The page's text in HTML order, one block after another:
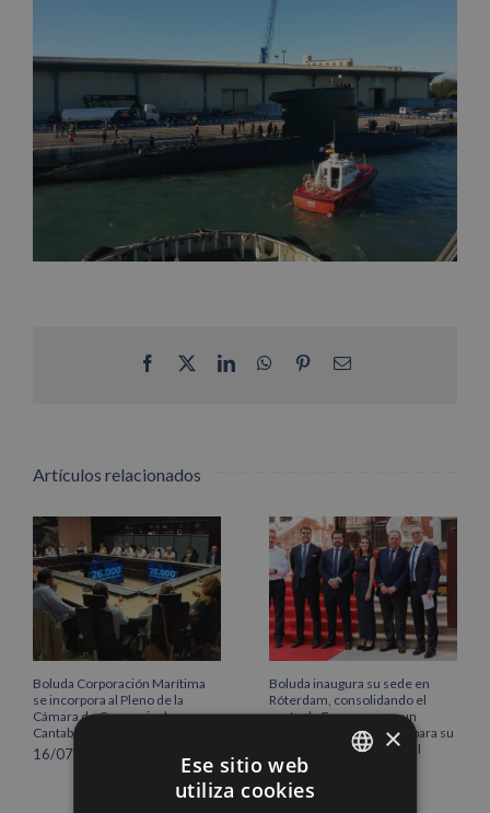
Facebook LinkedInWhatsApp
PinterestCorreo
Artículos relacionados
Boluda Corporación Marítima
se incorpora al Pleno de la
Cámara de Comercio de
Cantabria
16/07/2026
Boluda inaugura su sede en
Róterdam, consolidando el
norte de Europa como un
centro estratégico clave para su
crecimiento internacional
10/07/2026
×
Ese sitio web
utiliza cookies